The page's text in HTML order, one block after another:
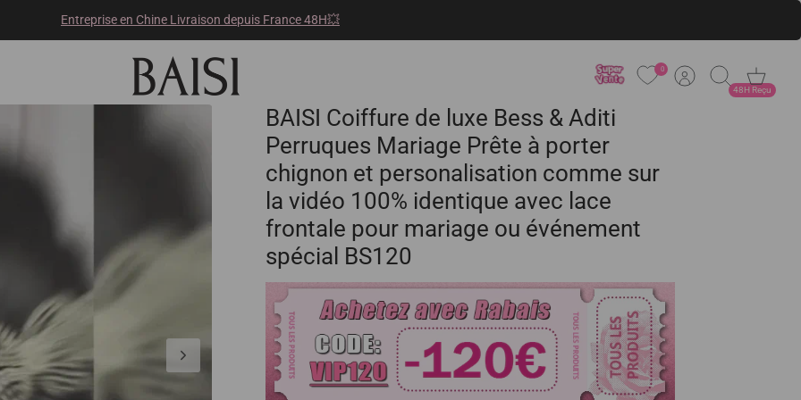
Entreprise en Chine Livraison depuis France 48H💥
48H Reçu
0
CuentaBuscar Carrito
BAISI Coiffure de luxe Bess & Aditi
Perruques Mariage Prête à porter
chignon et personalisation comme sur
la vidéo 100% identique avec lace
frontale pour mariage ou événement
spécial BS120